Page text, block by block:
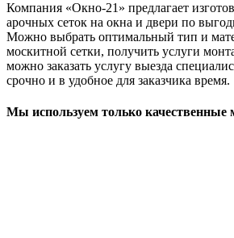
Компания «Окно-21» предлагает
арочных сеток на окна и двери по
Можно выбрать оптимальный тип и
москитной сетки, получить услуги
можно заказать услугу выезда
срочно и в удобное для заказчика время.
Мы используем только качественные